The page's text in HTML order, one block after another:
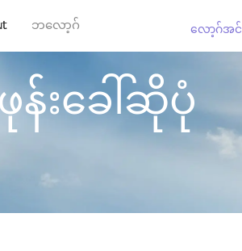
ဘလော့ဂ် လော့ဂ်အင်
န်းခေါ်ဆိုပုံ